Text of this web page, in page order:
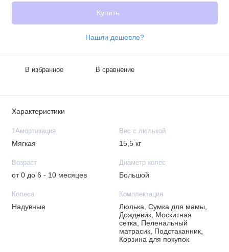
Купить
Нашли дешевле?
В избранное В сравнение
Характеристики
1Амортизация
Мягкая
Вес с люлькой
15,5 кг
Возраст
от 0 до 6 - 10 месяцев
Диаметр колес
Большой
Колеса
Надувные
Комплектация
Люлька, Сумка для мамы,
Дождевик, Москитная
сетка, Пеленальный
матрасик, Подстаканник,
Корзина для покупок